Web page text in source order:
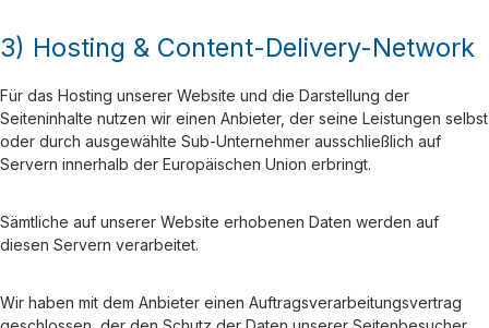
3) Hosting & Content-Delivery-Network
Für das Hosting unserer Website und die Darstellung der
Seiteninhalte nutzen wir einen Anbieter, der seine Leistungen selbst
oder durch ausgewählte Sub-Unternehmer ausschließlich auf
Servern innerhalb der Europäischen Union erbringt.
Sämtliche auf unserer Website erhobenen Daten werden auf
diesen Servern verarbeitet.
Wir haben mit dem Anbieter einen Auftragsverarbeitungsvertrag